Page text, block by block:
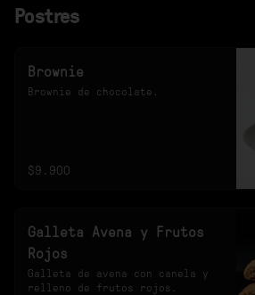
Postres
Brownie
Brownie de chocolate.
$9.900
Galleta Avena y Frutos
Rojos
Galleta de avena con canela y
relleno de frutos rojos.